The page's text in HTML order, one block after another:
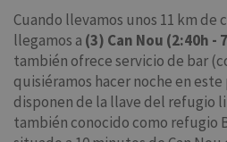
Cuando llevamos unos 11 km de
llegamos a (3) Can Nou (2:40h -
también ofrece servicio de bar
quisiéramos hacer noche en
disponen de la llave del refugio
también conocido como refugio